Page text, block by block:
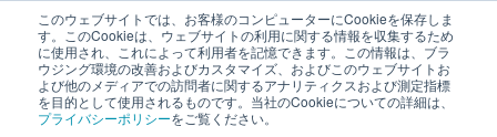
このウェブサイトでは、お客様のコンピューターにCookieを保存しま
す。このCookieは、ウェブサイトの利用に関する情報を収集するため
に使用され、これによって利用者を記憶できます。この情報は、ブラ
ウジング環境の改善およびカスタマイズ、およびこのウェブサイトお
よび他のメディアでの訪問者に関するアナリティクスおよび測定指標
を目的として使用されるものです。当社のCookieについての詳細は、
プライバシーポリシーをご覧ください。
ファーストステップガイド
評価のご案内 試行運用の準備